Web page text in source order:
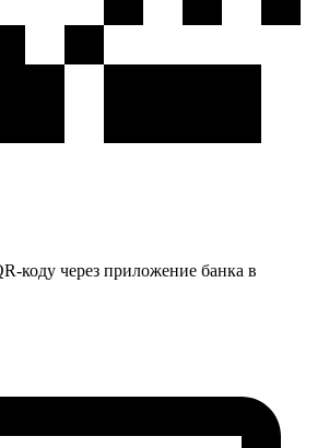
коду через приложение банка в